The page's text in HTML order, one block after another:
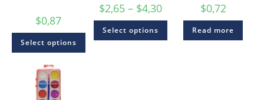
$0,87
Select options
$2,65 – $4,30
Select options
$0,72
Read more